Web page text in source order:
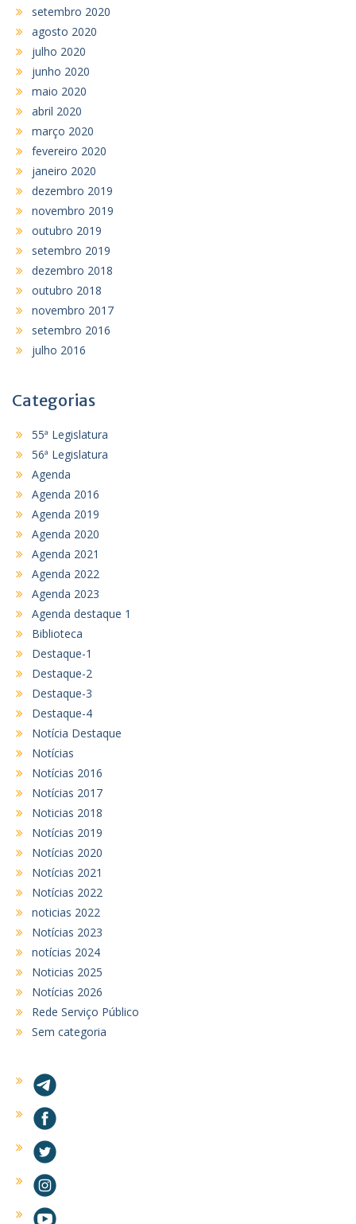
setembro 2020
agosto 2020
julho 2020
junho 2020
maio 2020
abril 2020
março 2020
fevereiro 2020
janeiro 2020
dezembro 2019
novembro 2019
outubro 2019
setembro 2019
dezembro 2018
outubro 2018
novembro 2017
setembro 2016
julho 2016
Categorias
55ª Legislatura
56ª Legislatura
Agenda
Agenda 2016
Agenda 2019
Agenda 2020
Agenda 2021
Agenda 2022
Agenda 2023
Agenda destaque 1
Biblioteca
Destaque-1
Destaque-2
Destaque-3
Destaque-4
Notícia Destaque
Notícias
Notícias 2016
Notícias 2017
Noticias 2018
Notícias 2019
Notícias 2020
Notícias 2021
Notícias 2022
noticias 2022
Notícias 2023
notícias 2024
Noticias 2025
Notícias 2026
Rede Serviço Público
Sem categoria